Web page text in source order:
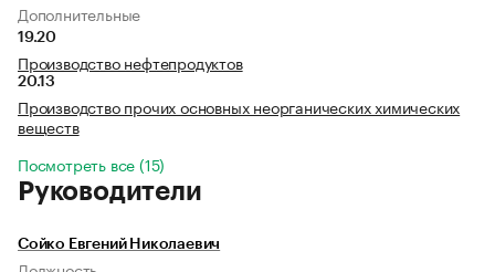
Дополнительные
19.20
Производство нефтепродуктов
20.13
Производство прочих основных неорганических химических
веществ
Посмотреть все (15)
Руководители
Сойко Евгений Николаевич